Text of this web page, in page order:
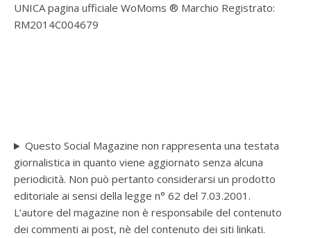
UNICA pagina ufficiale WoMoms ® Marchio Registrato:
RM2014C004679
Questo Social Magazine non rappresenta una testata
giornalistica in quanto viene aggiornato senza alcuna
periodicità. Non può pertanto considerarsi un prodotto
editoriale ai sensi della legge n° 62 del 7.03.2001.
L’autore del magazine non è responsabile del contenuto
dei commenti ai post, nè del contenuto dei siti linkati.